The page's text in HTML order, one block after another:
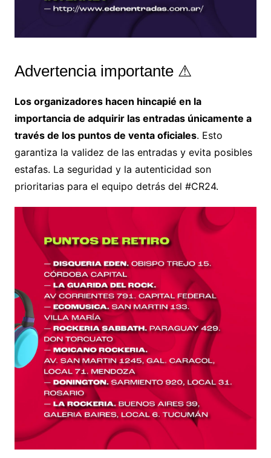
Advertencia importante ⚠
Los organizadores hacen hincapié en la
importancia de adquirir las entradas únicamente a
través de los puntos de venta oficiales. Esto
garantiza la validez de las entradas y evita posibles
estafas. La seguridad y la autenticidad son
prioritarias para el equipo detrás del #CR24.